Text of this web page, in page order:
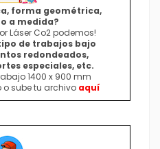
forma geométrica,
a medida?
Láser Co2 podemos!
de trabajos bajo
redondeados,
especiales, etc.
1400 x 900 mm
o sube tu archivo aquí